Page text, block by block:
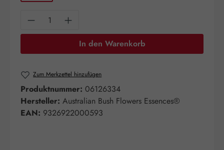
Produkt Anzahl: Gib den gewünschten
In den Warenkorb
Zum Merkzettel hinzufügen
Produktnummer: 06126334
Hersteller: Australian Bush Flowers Essences®
EAN: 9326922000593